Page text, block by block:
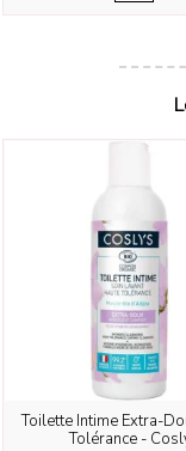
Toilette Intime Extra-
Tolérance -